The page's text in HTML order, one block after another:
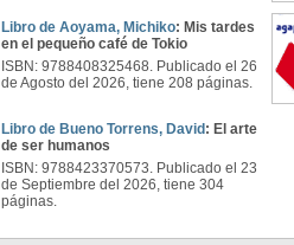
Libro de Aoyama, Michiko: Mis tardes
en el pequeño café de Tokio
ISBN: 9788408325468. Publicado el 26
de Agosto del 2026, tiene 208 páginas.
Libro de Bueno Torrens, David : El arte
de ser humanos
ISBN: 9788423370573. Publicado el 23
de Septiembre del 2026, tiene 304
páginas.